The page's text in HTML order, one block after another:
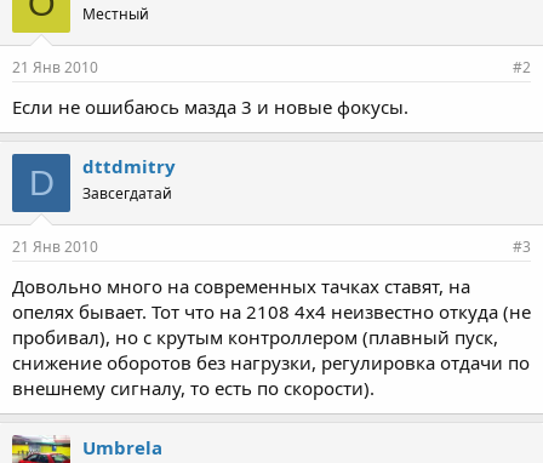
Местный
21 Янв 2010 #2
Если не ошибаюсь мазда 3 и новые фокусы.
D dttdmitry
Завсегдатай
21 Янв 2010 #3
Довольно много на современных тачках ставят, на
опелях бывает. Тот что на 2108 4х4 неизвестно откуда (не
пробивал), но с крутым контроллером (плавный пуск,
снижение оборотов без нагрузки, регулировка отдачи по
внешнему сигналу, то есть по скорости).
Umbrela